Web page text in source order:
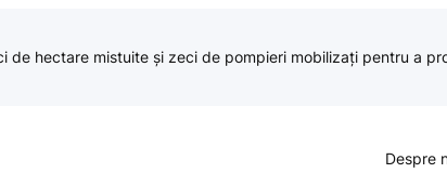
de hectare mistuite și zeci de pompieri mobilizați pentru a
Despre